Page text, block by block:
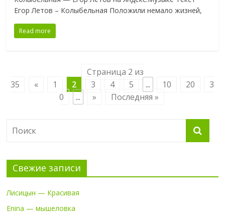
Егор Летов – Колыбельная Положили немало жизней,
Read more
Страница 2 из
35
« 1 2 3 4 5 ... 10 20
3
0
... » Последняя »
Свежие записи
Лисицын — Красивая
Enina — мышеловка